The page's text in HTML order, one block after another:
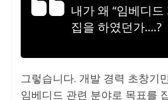
내가 왜 “임베디드
집을 하였던가….?
그렇습니다. 개발 경력 초창기
임베디드 관련 분야로 목표를